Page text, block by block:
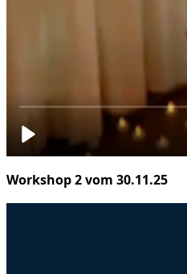
Workshop 2 vom 30.11.25